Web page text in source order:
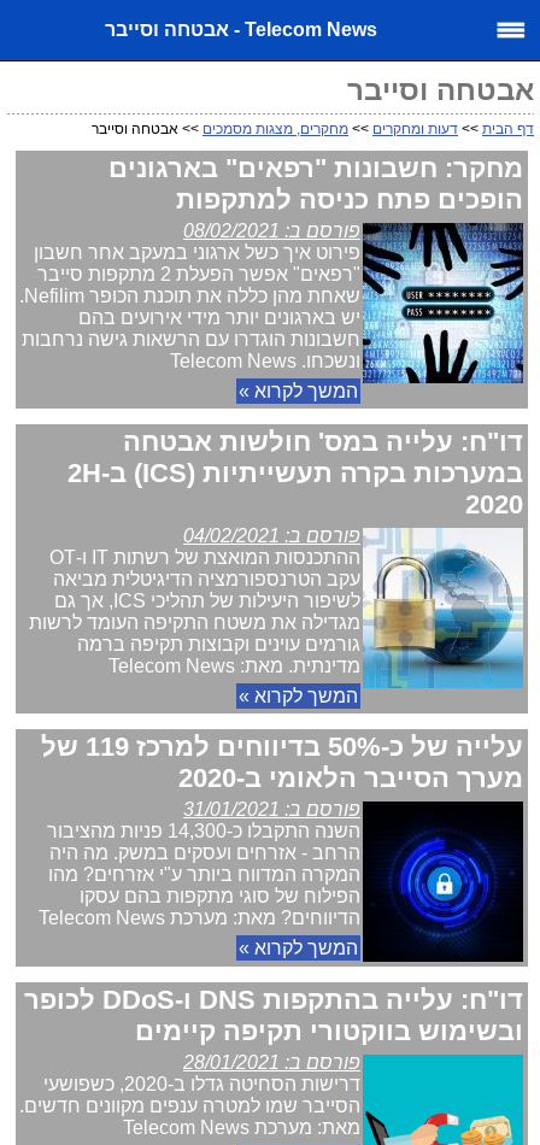
Telecom News - אבטחה וסייבר
אבטחה וסייבר
דף הבית >> דעות ומחקרים >> מחקרים, מצגות מסמכים >> אבטחה וסייבר
מחקר: חשבונות "רפאים" בארגונים
הופכים פתח כניסה למתקפות
פורסם ב: 08/02/2021
פירוט איך כשל ארגוני במעקב אחר חשבון
"רפאים" אפשר הפעלת 2 מתקפות סייבר
שאחת מהן כללה את תוכנת הכופר Nefilim.
יש בארגונים יותר מידי אירועים בהם
חשבונות הוגדרו עם הרשאות גישה נרחבות
ונשכחו. Telecom News
המשך לקרוא »
דו"ח: עלייה במס' חולשות אבטחה
במערכות בקרה תעשייתיות (ICS) ב-2H
2020
פורסם ב: 04/02/2021
ההתכנסות המואצת של רשתות IT ו-OT
עקב הטרנספורמציה הדיגיטלית מביאה
לשיפור היעילות של תהליכי ICS, אך גם
מגדילה את משטח התקיפה העומד לרשות
גורמים עוינים וקבוצות תקיפה ברמה
מדינתית. מאת: Telecom News
המשך לקרוא »
עלייה של כ-50% בדיווחים למרכז 119 של
מערך הסייבר הלאומי ב-2020
פורסם ב: 31/01/2021
השנה התקבלו כ-14,300 פניות מהציבור
הרחב - אזרחים ועסקים במשק. מה היה
המקרה המדווח ביותר ע"י אזרחים? מהו
הפילוח של סוגי מתקפות בהם עסקו
הדיווחים? מאת: מערכת Telecom News
המשך לקרוא »
דו"ח: עלייה בהתקפות DNS ו-DDoS לכופר
ובשימוש בווקטורי תקיפה קיימים
פורסם ב: 28/01/2021
דרישות הסחיטה גדלו ב-2020, כשפושעי
הסייבר שמו למטרה ענפים מקוונים חדשים.
מאת: מערכת Telecom News